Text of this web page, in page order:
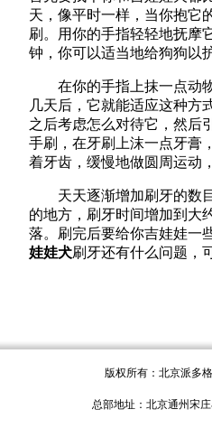
天，像平时一样，当你抱它
刷。用你的手指轻轻地抚摩
钟，你可以适当地给狗狗以
在你的手指上抹一点动物
几天后，它就能适应这种方
之后考虑怎么对待它，然后
手刷，在牙刷上沫一点牙膏
着牙齿，缓慢地做圆周运动
天天逐渐增加刷牙的数
的地方，刷牙时间增加到大
落。刷完后要给你吉娃娃一
娃娃犬刷牙还有什么问题，
版权所有：北京派多
总部地址：北京通州宋